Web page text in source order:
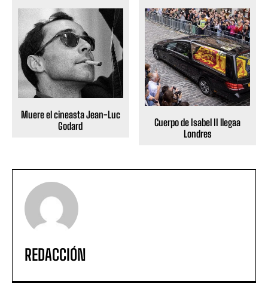
Muere el cineasta Jean-Luc
Godard
Cuerpo de Isabel II llegaa
Londres
REDACCIÓN